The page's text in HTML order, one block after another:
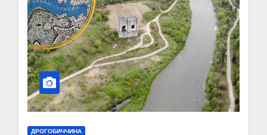
ДРОГОБИЧЧИНА